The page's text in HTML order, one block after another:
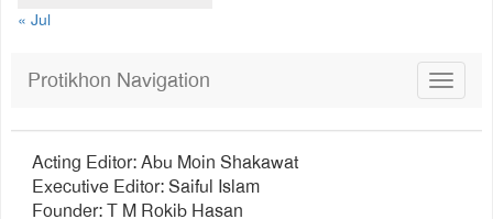
« Jul
Toggle
Protikhon Navigation
Acting Editor: Abu Moin Shakawat
Executive Editor: Saiful Islam
Founder: T M Rokib Hasan